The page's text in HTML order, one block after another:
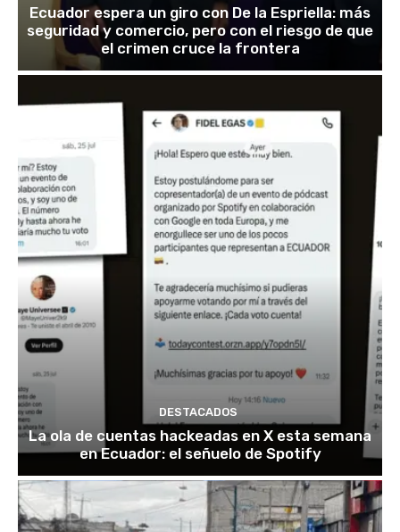
Ecuador espera un giro con De la Espriella: más
seguridad y comercio, pero con el riesgo de que
el crimen cruce la frontera
DESTACADOS
La ola de cuentas hackeadas en X esta semana
en Ecuador: el señuelo de Spotify